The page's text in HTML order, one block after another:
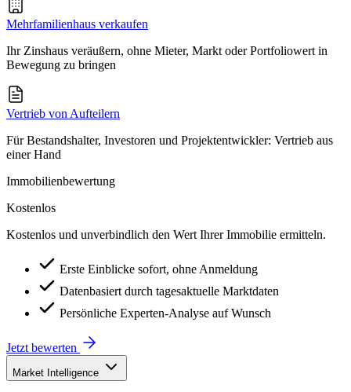
Mehrfamilienhaus verkaufen
Ihr Zinshaus veräußern, ohne Mieter, Markt oder Portfoliowert in
Bewegung zu bringen
Vertrieb von Aufteilern
Für Bestandshalter, Investoren und Projektentwickler: Vertrieb aus
einer Hand
Immobilienbewertung
Kostenlos
Kostenlos und unverbindlich den Wert Ihrer Immobilie ermitteln.
Erste Einblicke sofort, ohne Anmeldung
Datenbasiert durch tagesaktuelle Marktdaten
Persönliche Experten-Analyse auf Wunsch
Jetzt bewerten
Market Intelligence